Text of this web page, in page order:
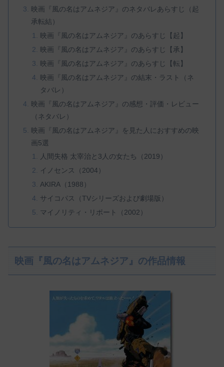
映画『風の名はアムネジア』のネタバレあらすじ（起
承転結）
映画『風の名はアムネジア』のあらすじ【起】
映画『風の名はアムネジア』のあらすじ【承】
映画『風の名はアムネジア』のあらすじ【転】
映画『風の名はアムネジア』の結末・ラスト（ネ
タバレ）
映画『風の名はアムネジア』の感想・評価・レビュー
（ネタバレ）
映画『風の名はアムネジア』を見た人におすすめの映
画5選
人間失格 太宰治と3人の女たち（2019）
イノセンス（2004）
AKIRA（1988）
サイコパス（TVシリーズおよび劇場版）
マイノリティ・リポート（2002）
映画『風の名はアムネジア』の作品情報